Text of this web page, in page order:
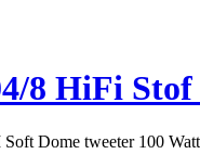
8 HiFi Stof
Dome tweeter 100